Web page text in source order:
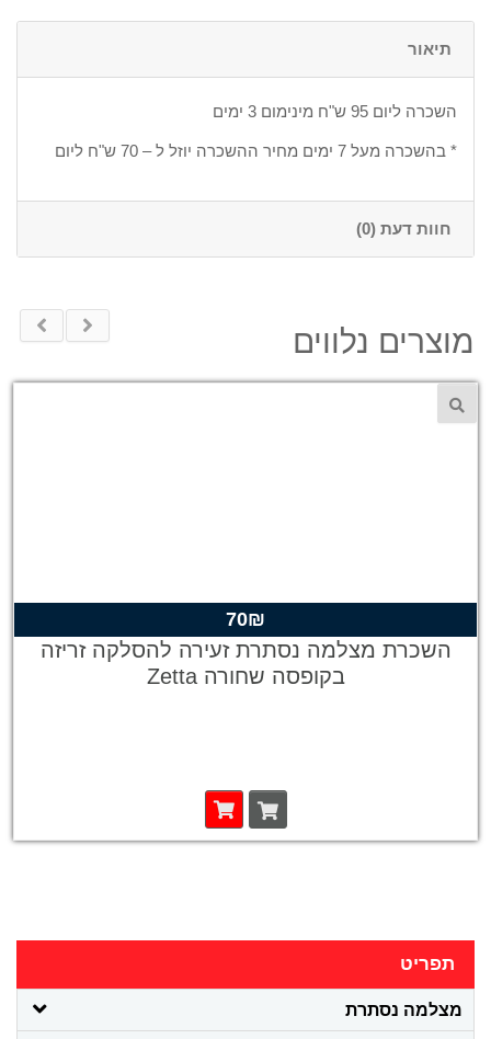
תיאור
השכרה ליום 95 ש"ח מינימום 3 ימים
* בהשכרה מעל 7 ימים מחיר ההשכרה יוזל ל – 70 ש"ח ליום
חוות דעת (0)
מוצרים נלווים
תפריט
מצלמה נסתרת